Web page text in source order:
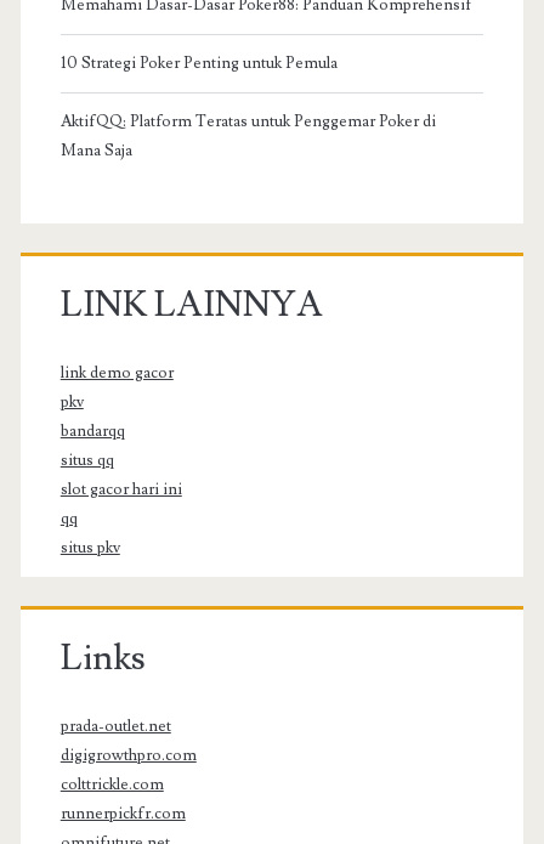
Memahami Dasar-Dasar Poker88: Panduan Komprehensif
10 Strategi Poker Penting untuk Pemula
AktifQQ: Platform Teratas untuk Penggemar Poker di
Mana Saja
LINK LAINNYA
link demo gacor
pkv
bandarqq
situs qq
slot gacor hari ini
qq
situs pkv
Links
prada-outlet.net
digigrowthpro.com
colttrickle.com
runnerpickfr.com